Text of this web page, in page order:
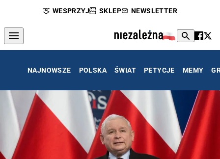
WESPRZYJ SKLEP NEWSLETTER
NAJNOWSZE POLSKA ŚWIAT PETYCJE MEMY